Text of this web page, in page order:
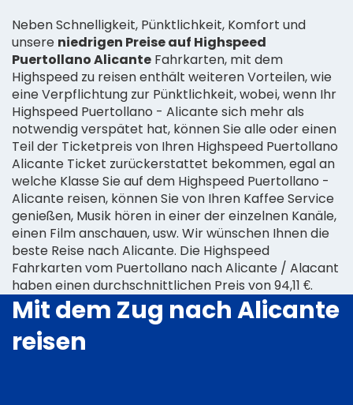
Neben Schnelligkeit, Pünktlichkeit, Komfort und
unsere niedrigen Preise auf Highspeed
Puertollano Alicante Fahrkarten, mit dem
Highspeed zu reisen enthält weiteren Vorteilen, wie
eine Verpflichtung zur Pünktlichkeit, wobei, wenn Ihr
Highspeed Puertollano - Alicante sich mehr als
notwendig verspätet hat, können Sie alle oder einen
Teil der Ticketpreis von Ihren Highspeed Puertollano
Alicante Ticket zurückerstattet bekommen, egal an
welche Klasse Sie auf dem Highspeed Puertollano -
Alicante reisen, können Sie von Ihren Kaffee Service
genießen, Musik hören in einer der einzelnen Kanäle,
einen Film anschauen, usw. Wir wünschen Ihnen die
beste Reise nach Alicante. Die Highspeed
Fahrkarten vom Puertollano nach Alicante / Alacant
haben einen durchschnittlichen Preis von 94,11 €.
Mit dem Zug nach Alicante
reisen